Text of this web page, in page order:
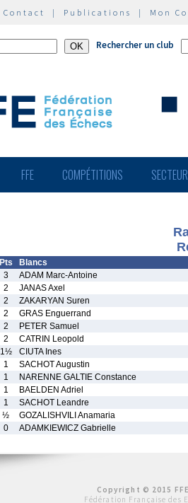
Contact | Publications | Mon
Rechercher un club
FFE COMPÉTITIONS
Pts
Blancs
3
ADAM Marc-Antoine
2
JANAS Axel
2
ZAKARYAN Suren
2
GRAS Enguerrand
2
PETER Samuel
2
CATRIN Leopold
1½
CIUTA Ines
1
SACHOT Augustin
1
NARENNE GALTIE Constance
1
BAELDEN Adriel
1
SACHOT Leandre
½
GOZALISHVILI Anamaria
0 ADAMKIEWICZ Gabrielle
Copyright © 2015
Fédération Française des